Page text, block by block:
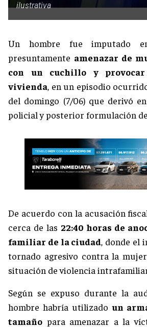
ilustrativa
Un hombre fue imputado
presuntamente amenazar de
con un cuchillo y
vivienda, en un episodio
del domingo (7/06) que derivó
policial y posterior formulación
De acuerdo con la acusación
cerca de las 22:40 horas de
familiar de la ciudad, donde el
tornado agresivo contra la
situación de violencia
Según se expuso durante la
hombre habría utilizado un
tamaño para amenazar a la